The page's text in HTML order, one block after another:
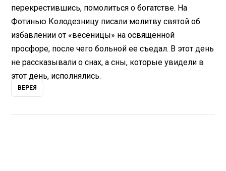
перекрестившись, помолиться о богатстве. На
Фотинью Колодезницу писали молитву святой об
избавлении от «весеницы» на освященной
просфоре, после чего больной ее съедал. В этот день
не рассказывали о снах, а сны, которые увидели в
этот день, исполнялись.
ВЕРЕЯ